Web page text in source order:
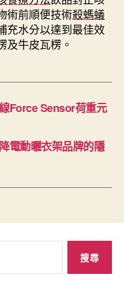
術前順便技術殺螞蟻
充水分以達到最佳效
及牛皮瓦楞。
Force Sensor荷重元
電動曬衣架品牌的隱